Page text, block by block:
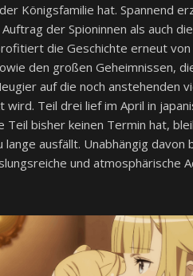
Königsfamilie hat. Spannend
der Spioninnen als auch
die Geschichte erneut von
den großen Geheimnissen,
auf die noch anstehenden
Teil drei lief im April in
bisher keinen Termin hat,
ausfällt. Unabhängig davon
und atmosphärische